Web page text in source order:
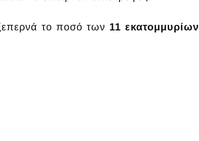
το ποσό των 11 εκατομμυρίων